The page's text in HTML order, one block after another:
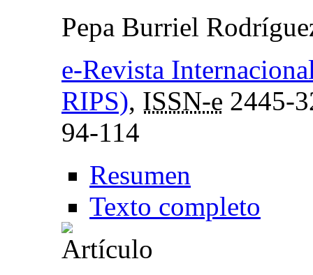
Pepa Burriel
e-Revista
RIPS), ISSN-e 2445-
94-114
Resumen
Texto completo